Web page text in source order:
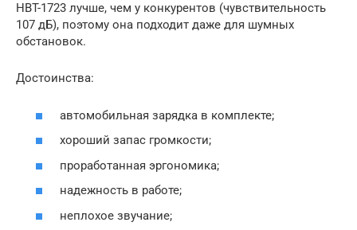
HBT-1723 лучше, чем у конкурентов (чувствительность
107 дБ), поэтому она подходит даже для шумных
обстановок.
Достоинства:
автомобильная зарядка в комплекте;
хороший запас громкости;
проработанная эргономика;
надежность в работе;
неплохое звучание;